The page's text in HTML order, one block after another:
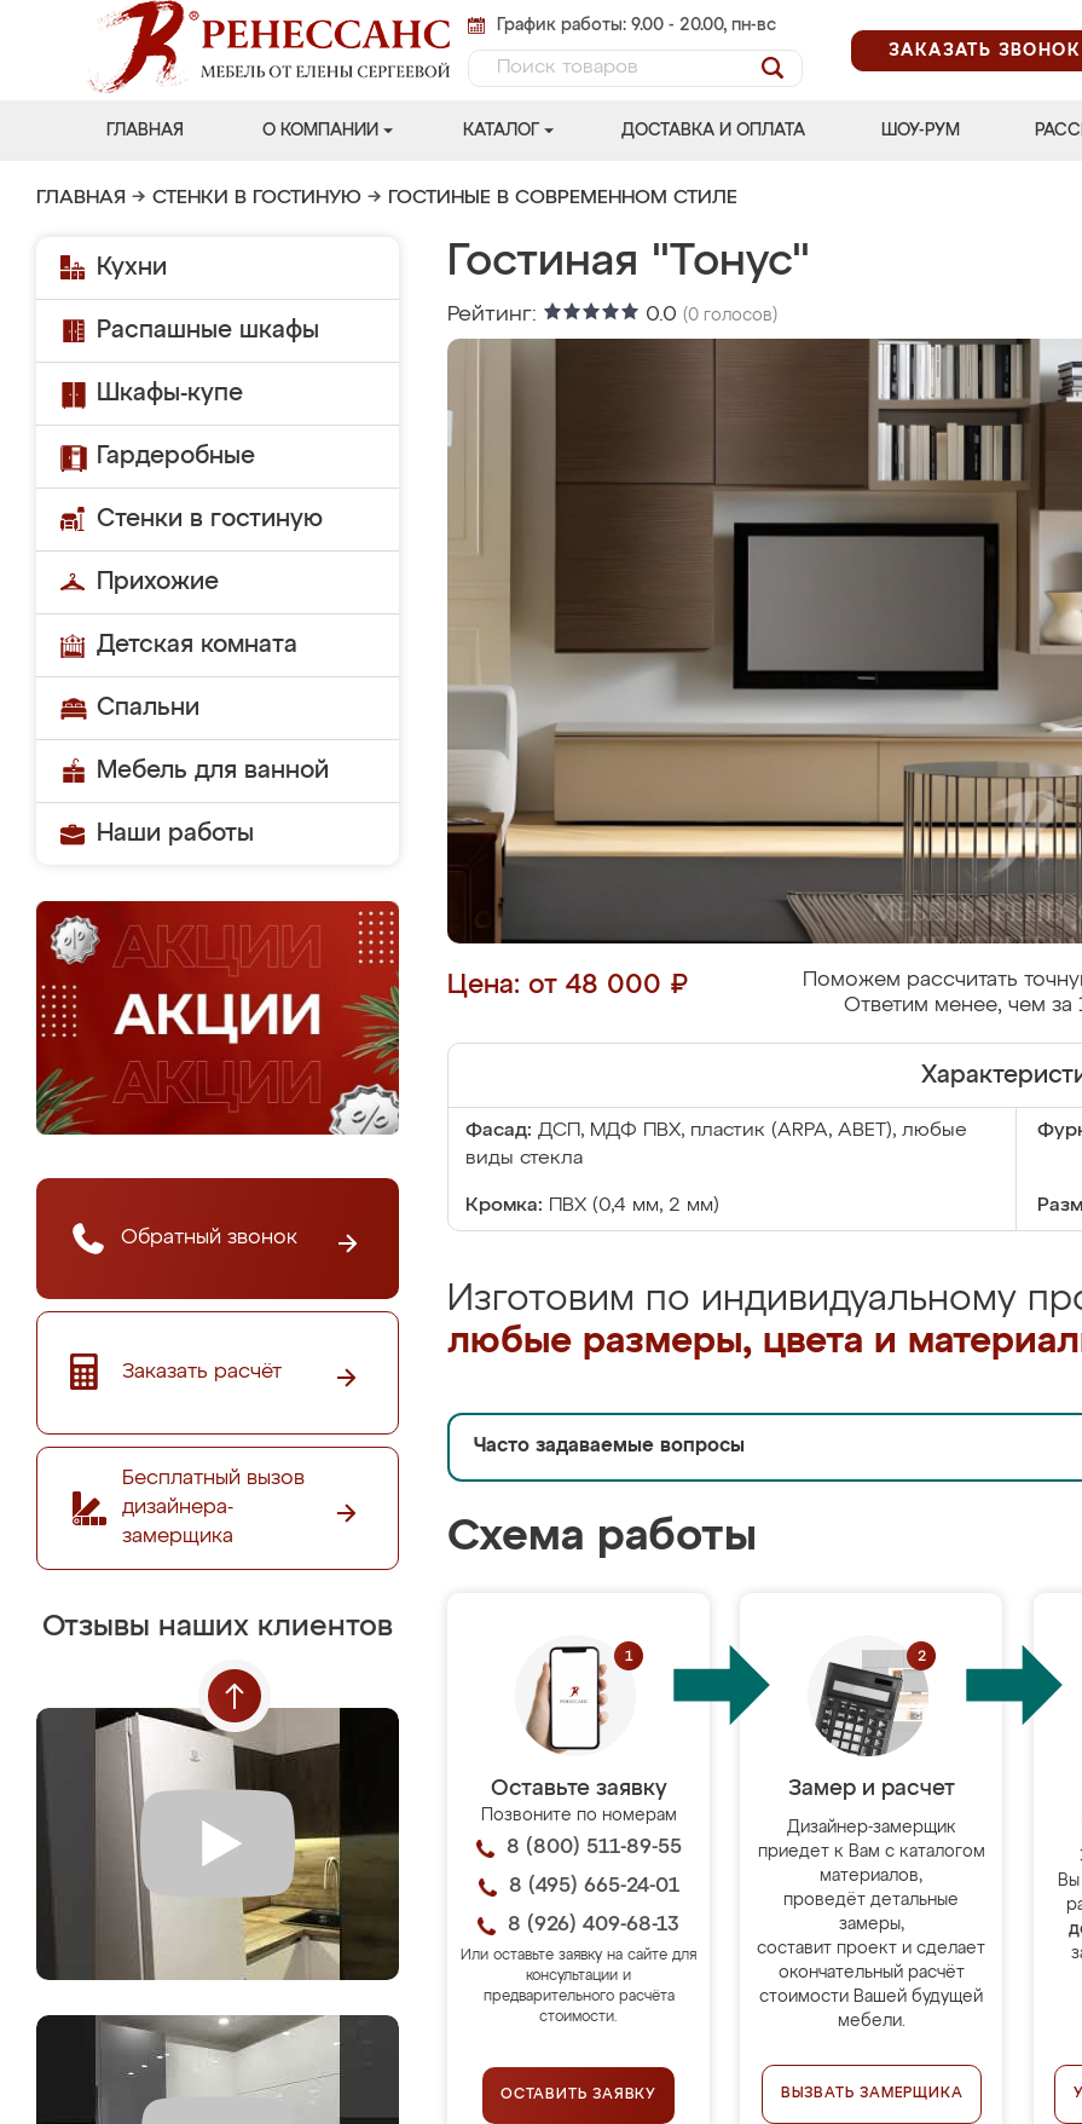
График работы: 9.00 - 20.00, пн-вс
ЗАКАЗАТЬ ЗВОНОК
ГЛАВНАЯ О КОМПАНИИ КАТАЛОГ ДОСТАВКА И ОПЛАТА ШОУ-РУМ
ГЛАВНАЯ → СТЕНКИ В ГОСТИНУЮ → ГОСТИНЫЕ В СОВРЕМЕННОМ СТИЛЕ
Кухни
Распашные шкафы
Шкафы-купе
Гардеробные
Стенки в гостиную
Прихожие
Детская комната
Спальни
Мебель для ванной
Наши работы
Обратный звонок
Заказать расчёт
Бесплатный вызов
дизайнера-
замерщика
Отзывы наших клиентов
Гостиная "Тонус"
Рейтинг: 0.0 (0 голосов)
Цена: от 48 000 ₽
Поможем рассчитать
Ответим менее, чем за
Фасад: ДСП, МДФ ПВХ, пластик (ARPA, ABET), любые
виды стекла
Кромка: ПВХ (0,4 мм, 2 мм)
Изготовим по индивидуальному
любые размеры, цвета и
Часто задаваемые вопросы
Схема работы
Оставьте заявку
Позвоните по номерам
8 (800) 511-89-55
8 (495) 665-24-01
8 (926) 409-68-13
Или оставьте заявку на сайте для
консультации и
предварительного расчёта
стоимости.
ОСТАВИТЬ ЗАЯВКУ
Замер и расчет
Дизайнер-замерщик
приедет к Вам с каталогом
материалов,
проведёт детальные
замеры,
составит проект и сделает
окончательный расчёт
стоимости Вашей будущей
мебели.
ВЫЗВАТЬ ЗАМЕРЩИКА